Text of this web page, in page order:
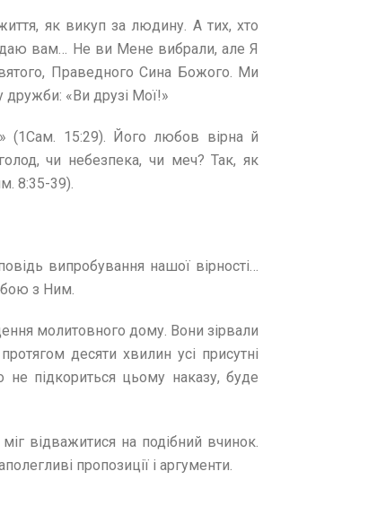
як викуп за людину. А тих, хто
вам… Не ви Мене вибрали, але Я
Праведного Сина Божого. Ми
дружби: «Ви друзі Мої!»
(1Сам. 15:29). Його любов вірна й
чи небезпека, чи меч? Так, як
8:35-39).
випробування нашої вірності…
з Ним.
молитовного дому. Вони зірвали
десяти хвилин усі присутні
підкориться цьому наказу, буде
відважитися на подібний вчинок.
пропозиції і аргументи.